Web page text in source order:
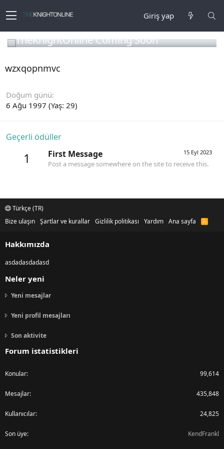
Giriş yap
TheKnightOnline Coming Soon
wzxqopnmvc
Doğum günü
6 Ağu 1997 (Yaş: 29)
Geçerli ödüller
1 15 Eyl 2023
First Message
Post a message somewhere on the site to receive this.
Türkçe (TR)
Bize ulaşın Şartlar ve kurallar Gizlilik politikası Yardım Ana sayfa
R
Hakkımızda
asdadasdadasd
Neler yeni
Yeni mesajlar
Yeni profil mesajları
Son aktivite
Forum istatistikleri
Konular 99,614
Mesajlar 435,848
Kullanıcılar 24,825
Son üye KendFrankl